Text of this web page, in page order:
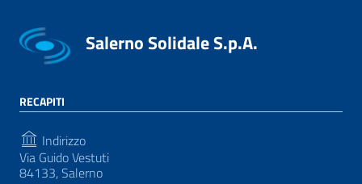
Salerno Solidale S.p.A.
RECAPITI
Indirizzo
Via Guido Vestuti
84133, Salerno